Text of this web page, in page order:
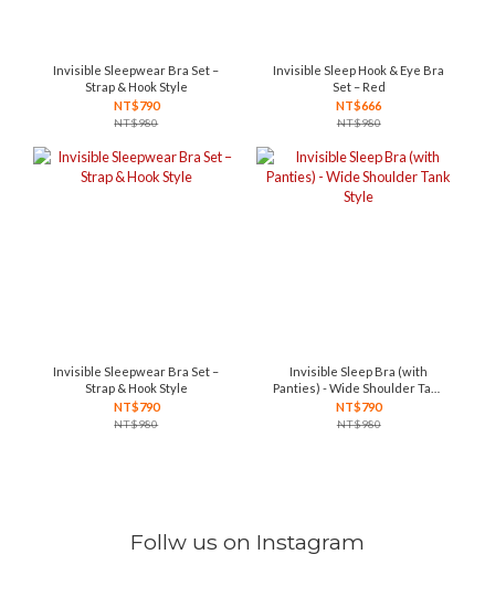
Invisible Sleepwear Bra Set –
Strap & Hook Style
NT$790
NT$980
Invisible Sleep Hook & Eye Bra
Set – Red
NT$666
NT$980
Invisible Sleepwear Bra Set –
Strap & Hook Style
NT$790
NT$980
Invisible Sleep Bra (with
Panties) - Wide Shoulder Tank
Style
NT$790
NT$980
Follw us on Instagram